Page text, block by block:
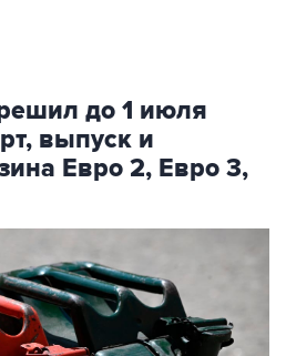
до 1 июля
выпуск и
Евро 2, Евро 3,